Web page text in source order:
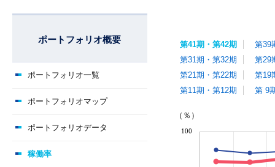
第41期・第42期
第39
第31期・第32期
第29
第21期・第22期
第19
第11期・第12期
第 9
（％）
100
ポートフォリオ概要
ポートフォリオ一覧
ポートフォリオマップ
ポートフォリオデータ
稼働率